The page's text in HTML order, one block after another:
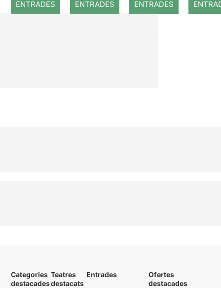
ENTRADES
ENTRADES
ENTRADES
Categories
destacades
Teatres
destacats
Entrades
Ofertes
destacades